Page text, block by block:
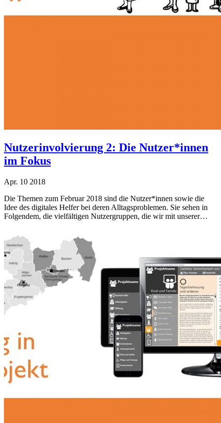
Nutzerinvolvierung 2: Die Nutzer*innen
im Fokus
Apr. 10 2018
Die Themen zum Februar 2018 sind die Nutzer*innen sowie die
Idee des digitales Helfer bei deren Alltagsproblemen. Sie sehen in
Folgendem, die vielfältigen Nutzergruppen, die wir mit unserer…